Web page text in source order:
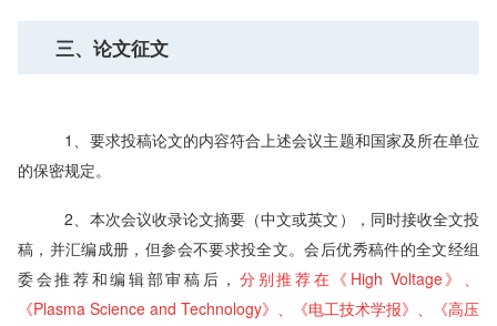
三、论文征文
1、要求投稿论文的内容符合上述会议主题和国家及所在单位
的保密规定。
2、本次会议收录论文摘要（中文或英文），同时接收全文投
稿，并汇编成册，但参会不要求投全文。会后优秀稿件的全文经组
委会推荐和编辑部审稿后， 分别推荐在《High Voltage》、
《Plasma Science and Technology》、《电工技术学报》、《高压